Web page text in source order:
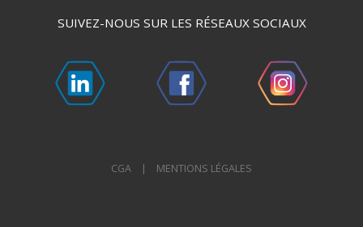
SUIVEZ-NOUS SUR LES RÉSEAUX SOCIAUX
CGA | MENTIONS LÉGALES